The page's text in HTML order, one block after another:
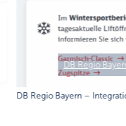
DB Regio
DB Regio Bayern –